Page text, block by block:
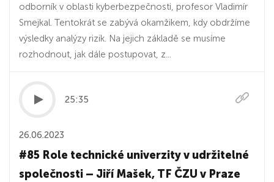
odborník v oblasti kyberbezpečnosti, profesor Vladimír
Smejkal. Tentokrát se zabývá okamžikem, kdy obdržíme
výsledky analýzy rizik. Na jejich základě se musíme
rozhodnout, jak dále postupovat, z...
25:35
26.06.2023
#85 Role technické univerzity v udržitelné
společnosti – Jiří Mašek, TF ČZU v Praze